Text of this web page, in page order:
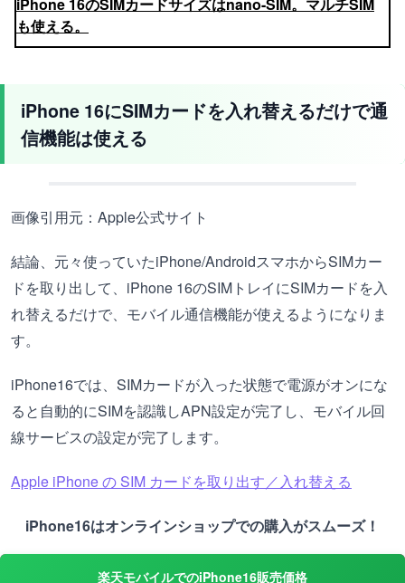
も使える。
iPhone 16にSIMカードを入れ替えるだけで通
信機能は使える
画像引用元：Apple公式サイト
結論、元々使っていたiPhone/AndroidスマホからSIMカー
ドを取り出して、iPhone 16のSIMトレイにSIMカードを入
れ替えるだけで、モバイル通信機能が使えるようになりま
す。
iPhone16では、SIMカードが入った状態で電源がオンにな
ると自動的にSIMを認識しAPN設定が完了し、モバイル回
線サービスの設定が完了します。
Apple iPhone の SIM カードを取り出す／入れ替える
iPhone16はオンラインショップでの購入がスムーズ！
楽天モバイルでのiPhone16販売価格